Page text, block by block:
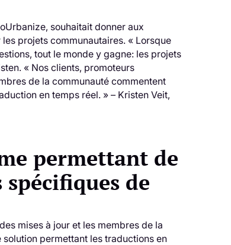
souhaitait donner aux
projets communautaires. « Lorsque
tout le monde y gagne: les projets
« Nos clients, promoteurs
de la communauté commentent
en temps réel. » – Kristen Veit,
permettant de
de
mises à jour et les membres de la
permettant les traductions en